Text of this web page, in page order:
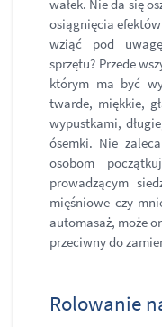
wałek. Nie da się
osiągnięcia
wziąć pod
sprzętu? Przede
którym ma być
twarde, miękkie,
wypustkami,
ósemki. Nie
osobom
prowadzącym
mięśniowe czy
automasaż, może
przeciwny do
Rolowanie